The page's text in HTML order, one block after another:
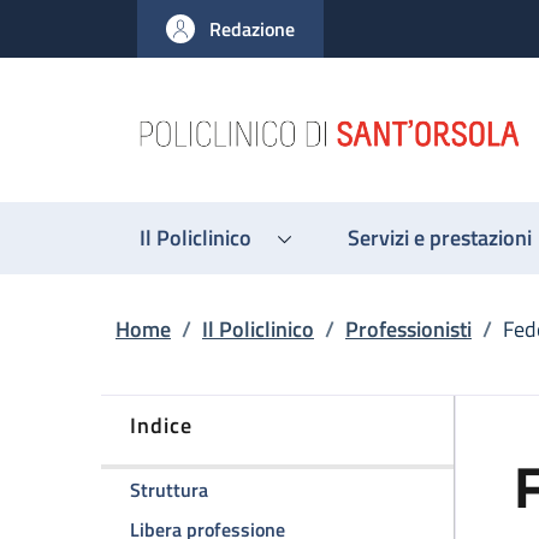
al contenuto principale
to footer content
Redazione
Il Policlinico Servizi e prestazioni
Briciole di pane
Home / Il Policlinico / Professionisti /
Indice
Strutturadella pagina Federico Bardazzi
Libera professionedella pagina Federico Bardazzi